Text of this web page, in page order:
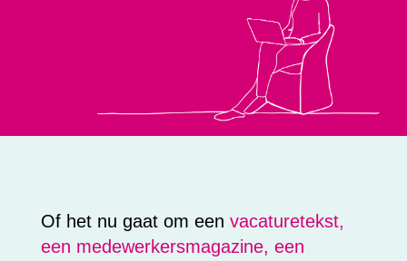
Of het nu gaat om een vacaturetekst,
een medewerkersmagazine, een